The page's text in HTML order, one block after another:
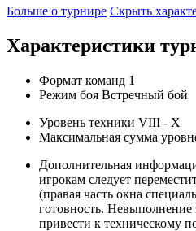
Больше о турнире Скрыть
Характеристики
Формат команд 1
Режим боя Встречный бой
Уровень техники VIII - X
Максимальная сумма
Дополнительная
игрокам следует
(правая часть окна
готовность.
привести к техническому